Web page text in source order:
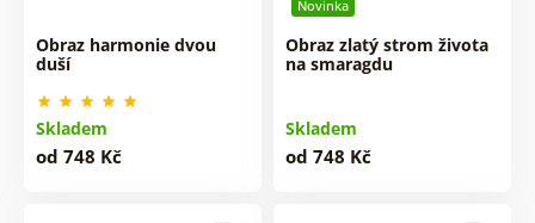
Obraz harmonie dvou
duší
Skladem
od 748 Kč
Novinka
Obraz zlatý strom života
na smaragdu
Skladem
od 748 Kč